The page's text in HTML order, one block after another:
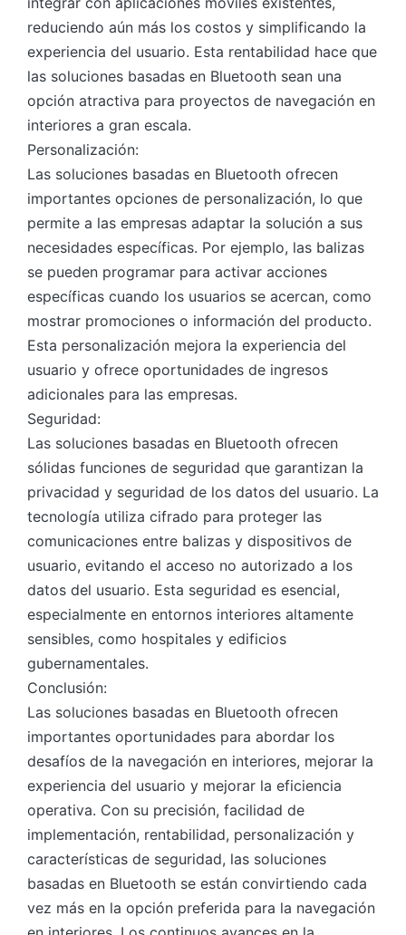
reduciendo aún más los costos y simplificando la
experiencia del usuario. Esta rentabilidad hace que
las soluciones basadas en Bluetooth sean una
opción atractiva para proyectos de navegación en
interiores a gran escala.
Personalización:
Las soluciones basadas en Bluetooth ofrecen
importantes opciones de personalización, lo que
permite a las empresas adaptar la solución a sus
necesidades específicas. Por ejemplo, las balizas
se pueden programar para activar acciones
específicas cuando los usuarios se acercan, como
mostrar promociones o información del producto.
Esta personalización mejora la experiencia del
usuario y ofrece oportunidades de ingresos
adicionales para las empresas.
Seguridad:
Las soluciones basadas en Bluetooth ofrecen
sólidas funciones de seguridad que garantizan la
privacidad y seguridad de los datos del usuario. La
tecnología utiliza cifrado para proteger las
comunicaciones entre balizas y dispositivos de
usuario, evitando el acceso no autorizado a los
datos del usuario. Esta seguridad es esencial,
especialmente en entornos interiores altamente
sensibles, como hospitales y edificios
gubernamentales.
Conclusión:
Las soluciones basadas en Bluetooth ofrecen
importantes oportunidades para abordar los
desafíos de la navegación en interiores, mejorar la
experiencia del usuario y mejorar la eficiencia
operativa. Con su precisión, facilidad de
implementación, rentabilidad, personalización y
características de seguridad, las soluciones
basadas en Bluetooth se están convirtiendo cada
vez más en la opción preferida para la navegación